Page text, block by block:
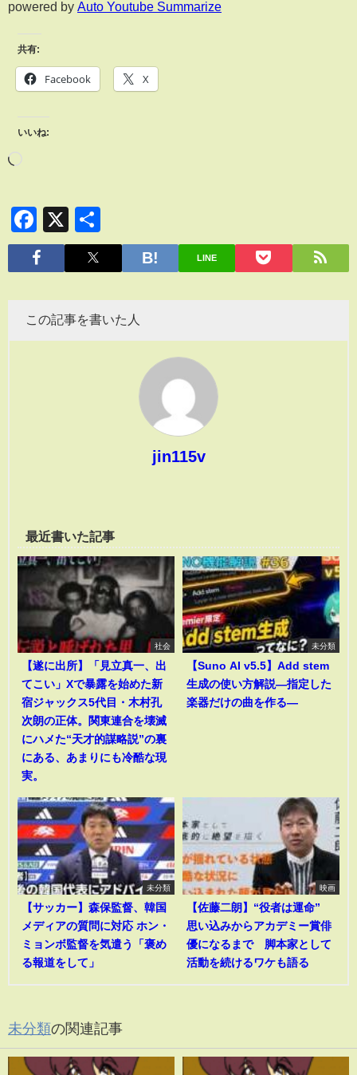
powered by Auto Youtube Summarize
共有:
Facebook X
いいね:
Facebook
X
有
LINE
この記事を書いた人
jin115v
最近書いた記事
社会
【遂に出所】「見立真一、出
てこい」Xで暴露を始めた新
宿ジャックス5代目・木村孔
次朗の正体。関東連合を壊滅
にハメた“天才的謀略説”の裏
にある、あまりにも冷酷な現
実。
未分類
【Suno AI v5.5】Add stem
生成の使い方解説―指定した
楽器だけの曲を作る―
未分類
【サッカー】森保監督、韓国
メディアの質問に対応 ホン・
ミョンボ監督を気遣う「褒め
る報道をして」
映画
【佐藤二朗】“役者は運命”
思い込みからアカデミー賞俳
優になるまで 脚本家として
活動を続けるワケも語る
未分類の関連記事